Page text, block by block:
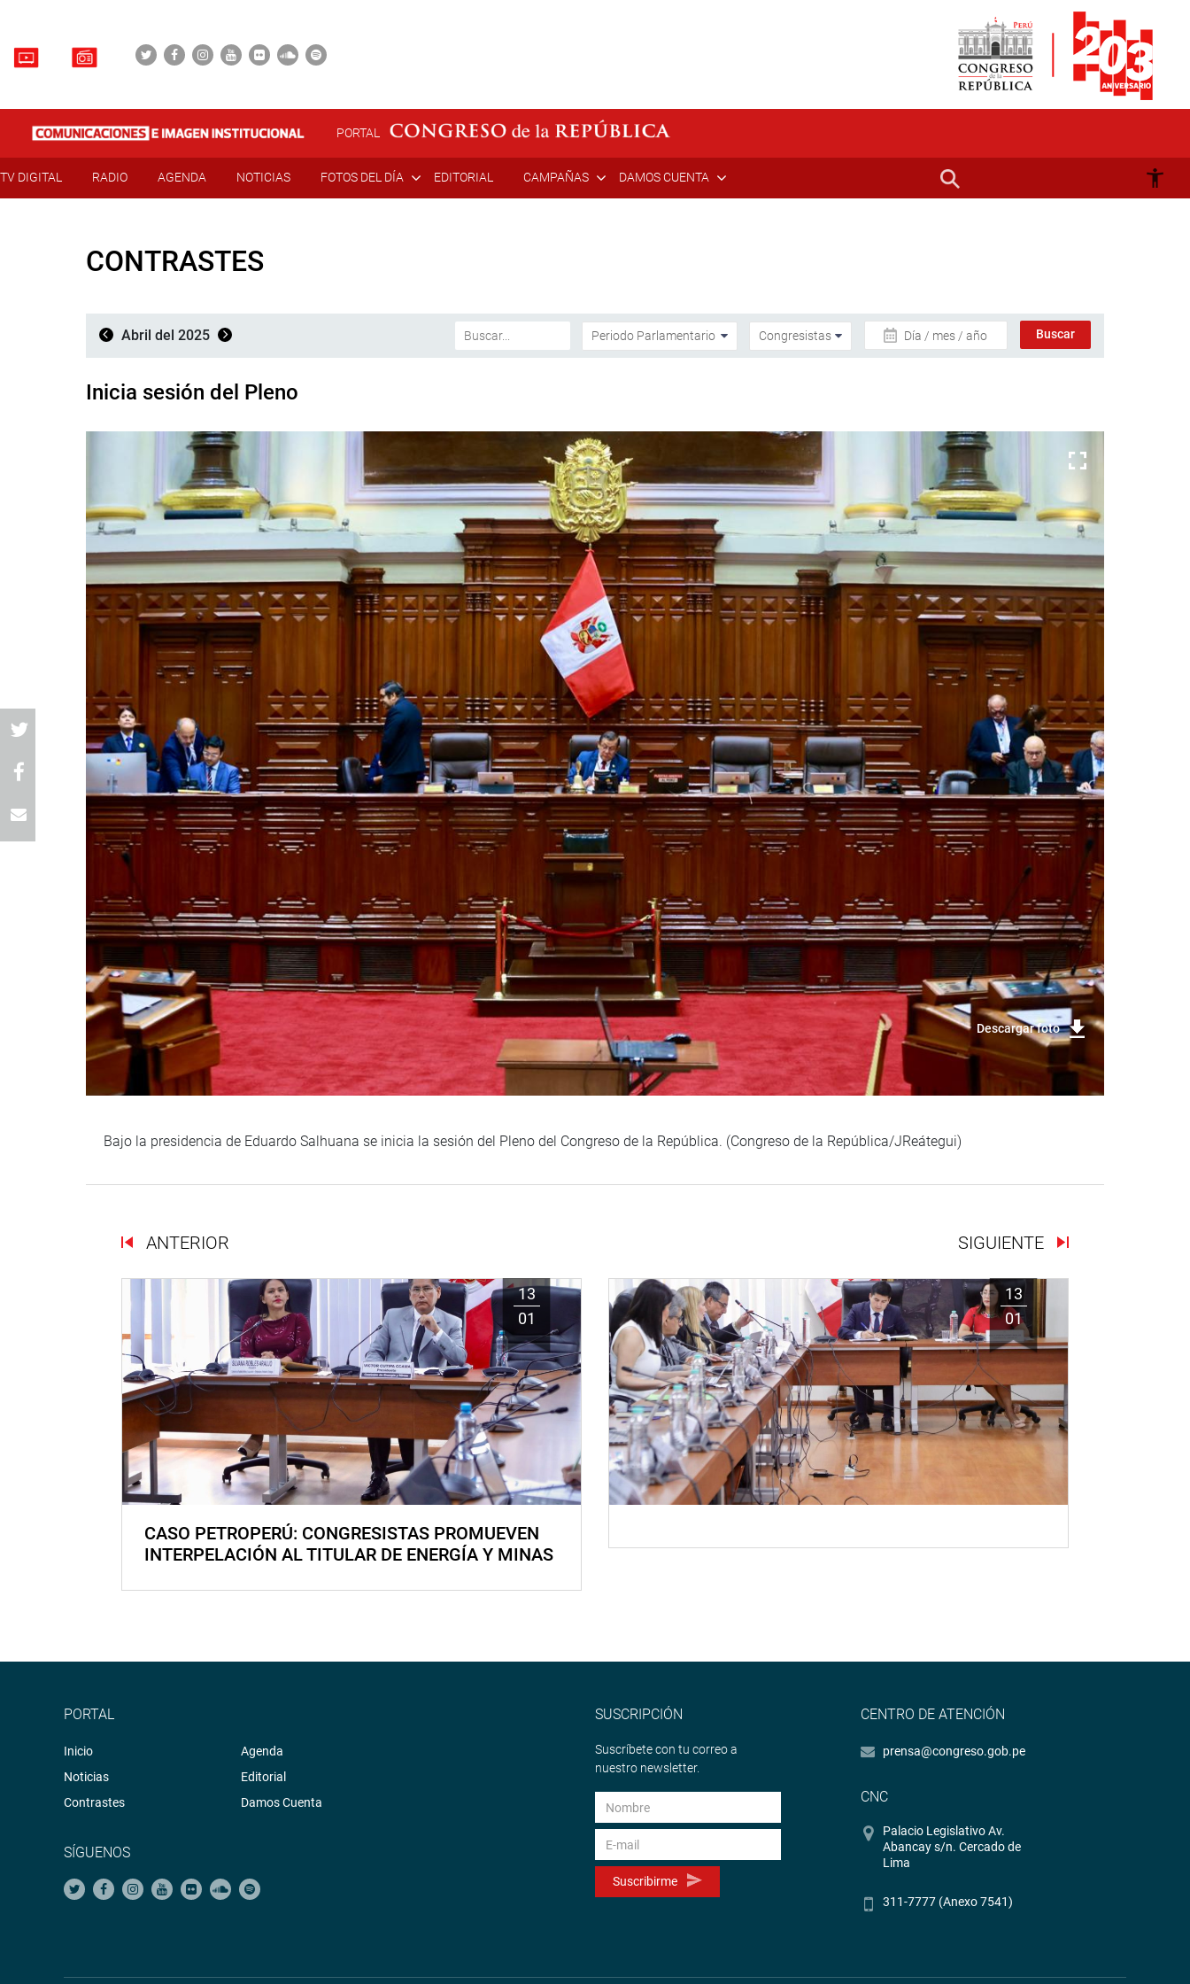
PORTAL
TV DIGITAL RADIO AGENDA NOTICIAS FOTOS DEL DÍA EDITORIAL CAMPAÑAS DAMOS CUENTA
CONTRASTES
Abril del 2025 Día / mes / año
Inicia sesión del Pleno
Descargar foto
Bajo la presidencia de Eduardo Salhuana se inicia la sesión del Pleno del Congreso de la República. (Congreso de la República/JReátegui)
ANTERIOR SIGUIENTE
13
01
CASO PETROPERÚ: CONGRESISTAS PROMUEVEN
INTERPELACIÓN AL TITULAR DE ENERGÍA Y MINAS
13
01
PORTAL
Inicio
Noticias
Contrastes
Agenda
Editorial
Damos Cuenta
SÍGUENOS
SUSCRIPCIÓN
Suscríbete con tu correo a
nuestro newsletter.
Suscribirme
CENTRO DE ATENCIÓN
prensa@congreso.gob.pe
CNC
Palacio Legislativo Av.
Abancay s/n. Cercado de
Lima
311-7777 (Anexo 7541)